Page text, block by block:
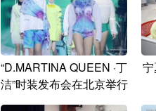
“D.MARTINA QUEEN ·丁
洁”时装发布会在北京举行